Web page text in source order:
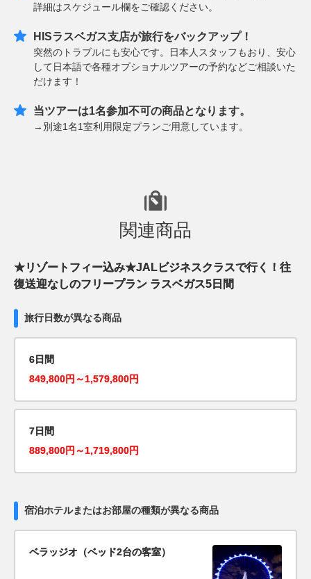
詳細はスケジュール欄をご確認ください。
HISラスベガス支店が旅行をバックアップ！
突然のトラブルにも安心です。日本人スタッフもおり、安心
して日本語で各種オプショナルツアーの予約などご相談いた
だけます！
当ツアーは1名参加不可の商品となります。
→別途1名1室利用限定プランご用意しています。
関連商品
★リゾートフィー込み★JALビジネスクラスで行く！往
復送迎なしのフリープラン ラスベガス5日間
旅行日数が異なる商品
6日間
849,800円～1,579,800円
7日間
889,800円～1,719,800円
宿泊ホテルまたはお部屋の種類が異なる商品
ベラッジオ（ベッド2台の客室）